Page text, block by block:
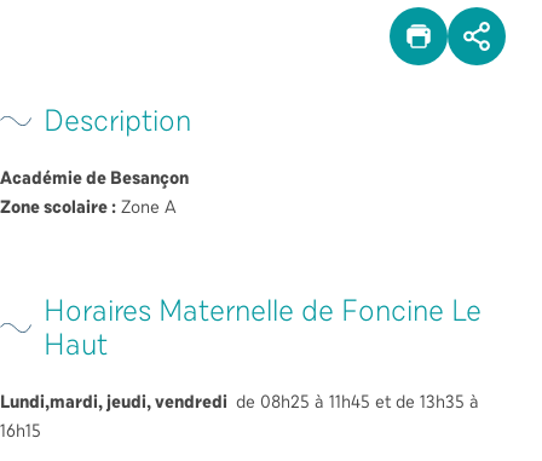
Description
Académie de Besançon
Zone scolaire : Zone A
Horaires Maternelle de Foncine Le
Haut
Lundi,mardi, jeudi, vendredi de 08h25 à 11h45 et de 13h35 à
16h15